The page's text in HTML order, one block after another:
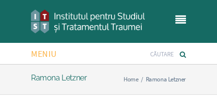
MENIU
Ramona Letzner Home / Ramona Letzner